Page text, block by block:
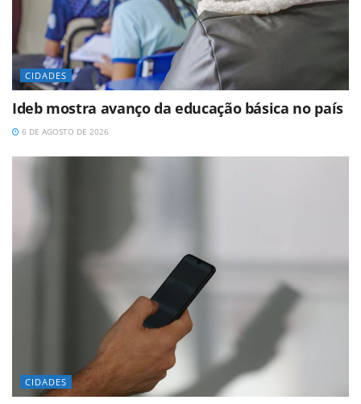
CIDADES
Ideb mostra avanço da educação básica no país
6 DE AGOSTO DE 2026
CIDADES